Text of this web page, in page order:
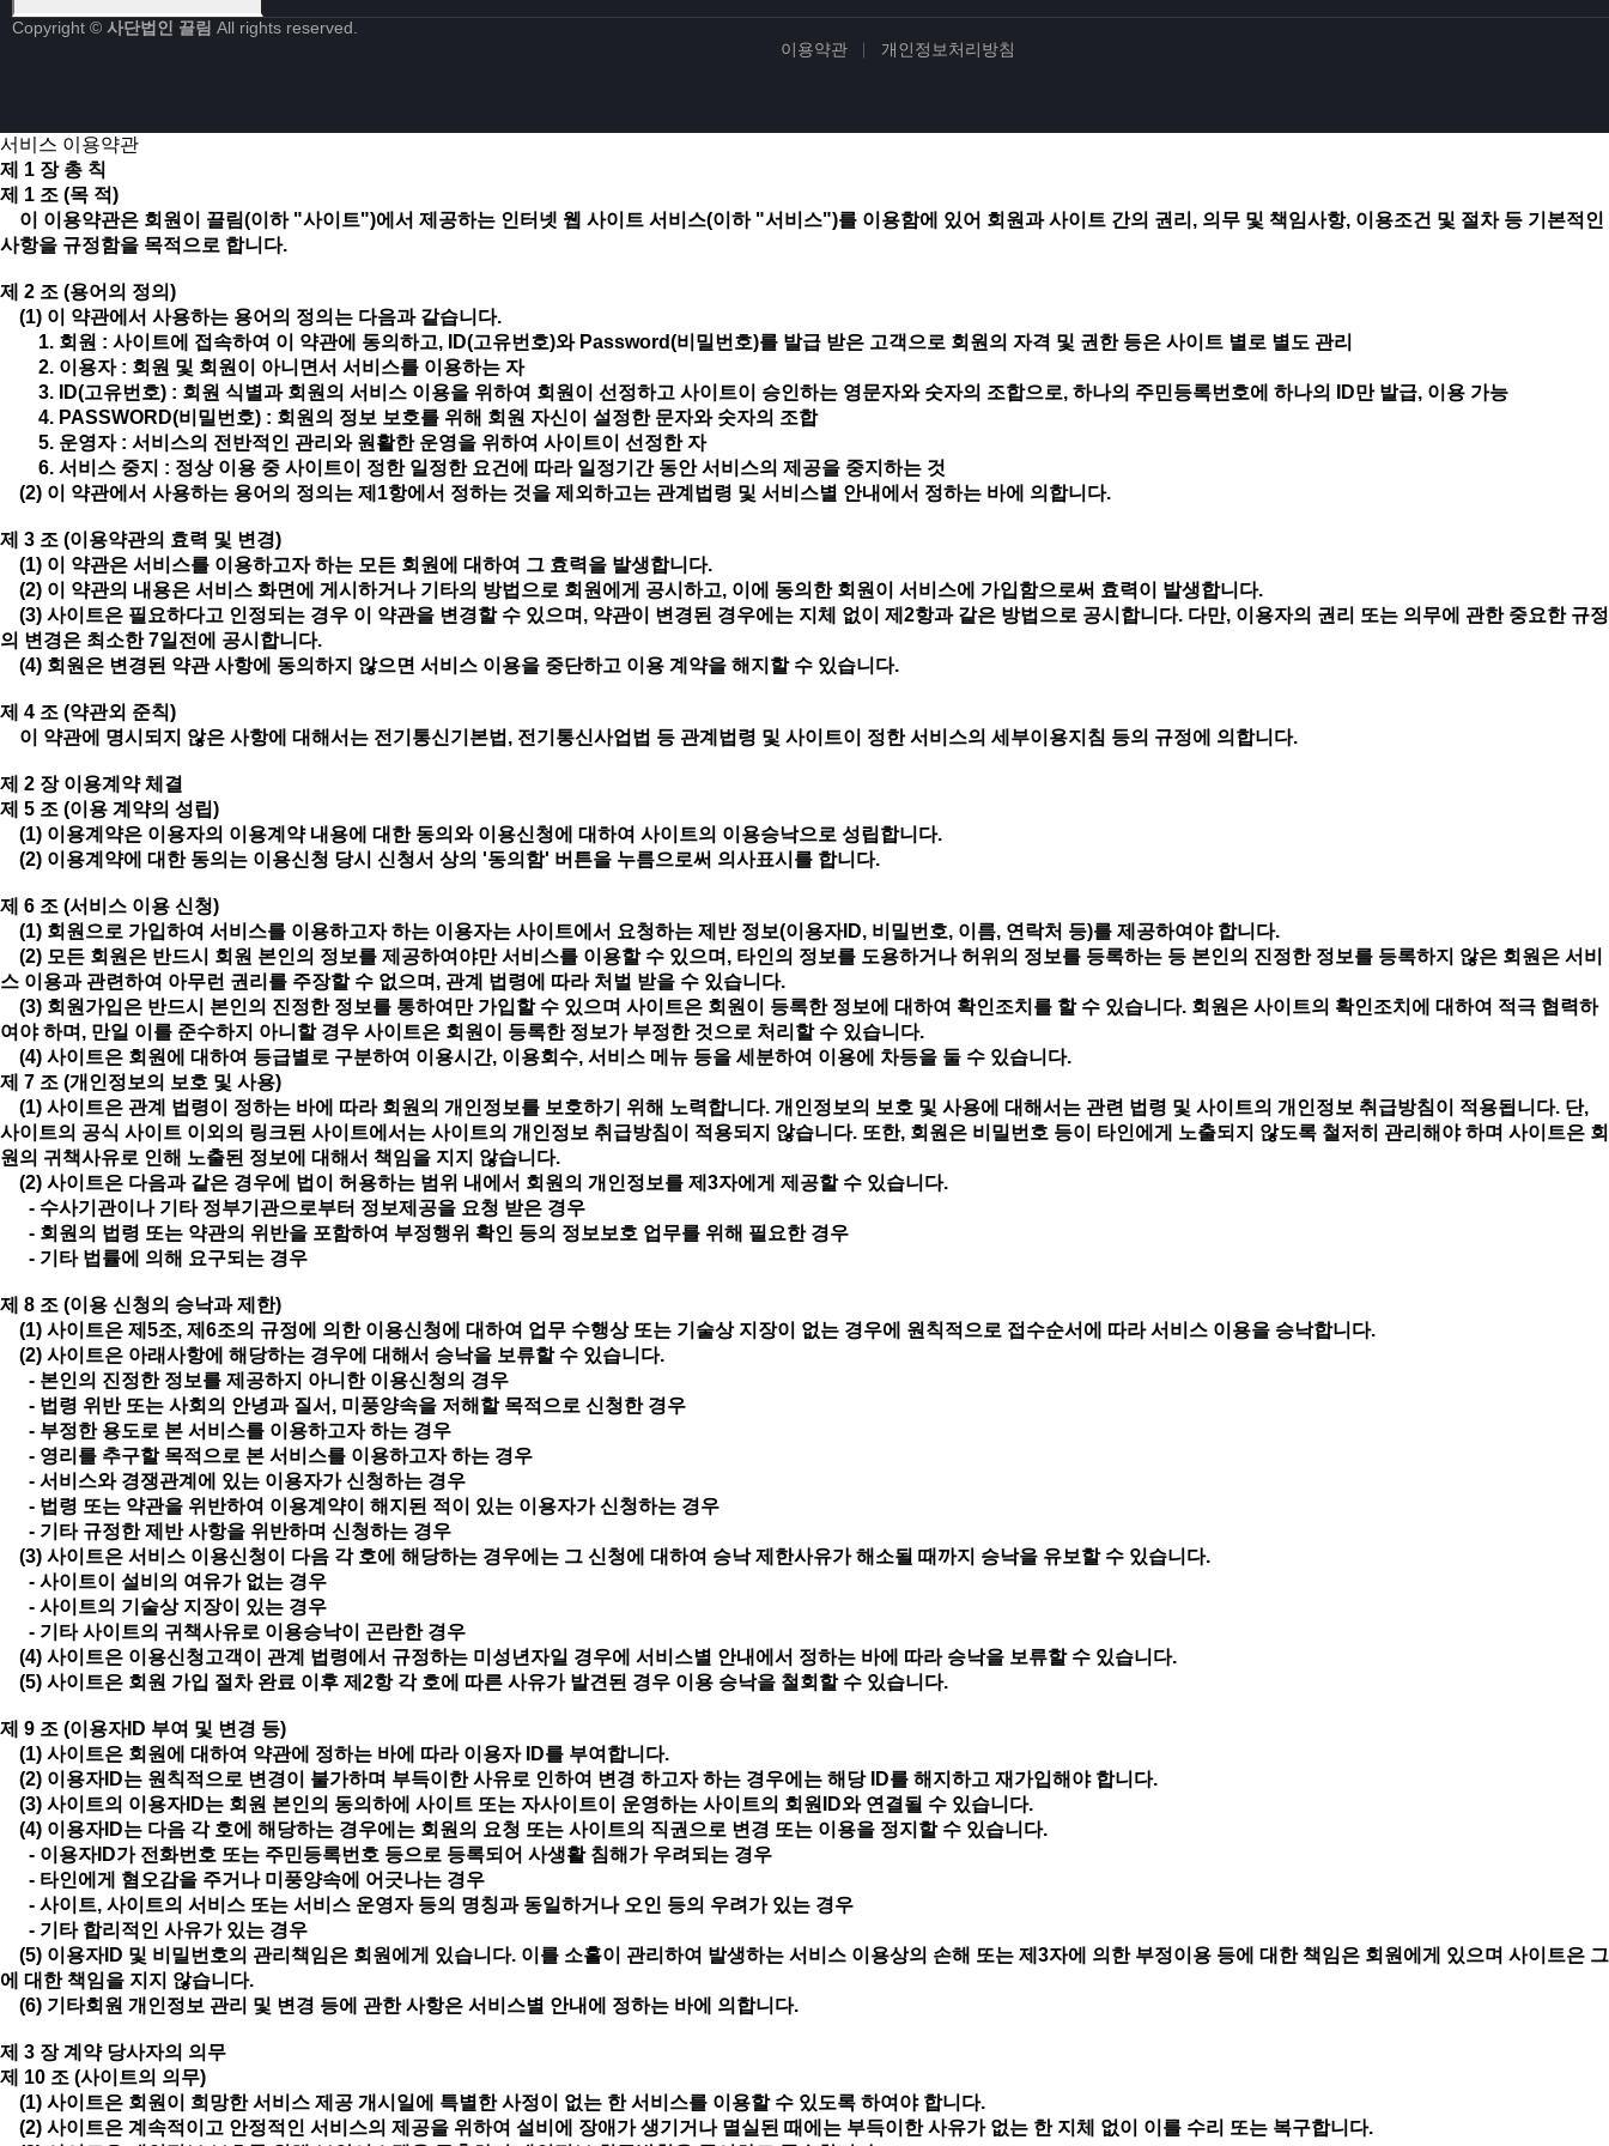
Copyright © 사단법인 끌림 All rights reserved.
이용약관
개인정보처리방침
서비스 이용약관
제 1 장 총 칙
제 1 조 (목 적)
이 이용약관은 회원이 끌림(이하 "사이트")에서 제공하는 인터넷 웹 사이트 서비스(이하 "서비스")를 이용함에 있어 회원과 사이트 간의 권리, 의무 및 책임사항, 이용조건 및 절차 등 기본적인
사항을 규정함을 목적으로 합니다.
제 2 조 (용어의 정의)
(1) 이 약관에서 사용하는 용어의 정의는 다음과 같습니다.
1. 회원 : 사이트에 접속하여 이 약관에 동의하고, ID(고유번호)와 Password(비밀번호)를 발급 받은 고객으로 회원의 자격 및 권한 등은 사이트 별로 별도 관리
2. 이용자 : 회원 및 회원이 아니면서 서비스를 이용하는 자
3. ID(고유번호) : 회원 식별과 회원의 서비스 이용을 위하여 회원이 선정하고 사이트이 승인하는 영문자와 숫자의 조합으로, 하나의 주민등록번호에 하나의 ID만 발급, 이용 가능
4. PASSWORD(비밀번호) : 회원의 정보 보호를 위해 회원 자신이 설정한 문자와 숫자의 조합
5. 운영자 : 서비스의 전반적인 관리와 원활한 운영을 위하여 사이트이 선정한 자
6. 서비스 중지 : 정상 이용 중 사이트이 정한 일정한 요건에 따라 일정기간 동안 서비스의 제공을 중지하는 것
(2) 이 약관에서 사용하는 용어의 정의는 제1항에서 정하는 것을 제외하고는 관계법령 및 서비스별 안내에서 정하는 바에 의합니다.
제 3 조 (이용약관의 효력 및 변경)
(1) 이 약관은 서비스를 이용하고자 하는 모든 회원에 대하여 그 효력을 발생합니다.
(2) 이 약관의 내용은 서비스 화면에 게시하거나 기타의 방법으로 회원에게 공시하고, 이에 동의한 회원이 서비스에 가입함으로써 효력이 발생합니다.
(3) 사이트은 필요하다고 인정되는 경우 이 약관을 변경할 수 있으며, 약관이 변경된 경우에는 지체 없이 제2항과 같은 방법으로 공시합니다. 다만, 이용자의 권리 또는 의무에 관한 중요한 규정
의 변경은 최소한 7일전에 공시합니다.
(4) 회원은 변경된 약관 사항에 동의하지 않으면 서비스 이용을 중단하고 이용 계약을 해지할 수 있습니다.
제 4 조 (약관외 준칙)
이 약관에 명시되지 않은 사항에 대해서는 전기통신기본법, 전기통신사업법 등 관계법령 및 사이트이 정한 서비스의 세부이용지침 등의 규정에 의합니다.
제 2 장 이용계약 체결
제 5 조 (이용 계약의 성립)
(1) 이용계약은 이용자의 이용계약 내용에 대한 동의와 이용신청에 대하여 사이트의 이용승낙으로 성립합니다.
(2) 이용계약에 대한 동의는 이용신청 당시 신청서 상의 '동의함' 버튼을 누름으로써 의사표시를 합니다.
제 6 조 (서비스 이용 신청)
(1) 회원으로 가입하여 서비스를 이용하고자 하는 이용자는 사이트에서 요청하는 제반 정보(이용자ID, 비밀번호, 이름, 연락처 등)를 제공하여야 합니다.
(2) 모든 회원은 반드시 회원 본인의 정보를 제공하여야만 서비스를 이용할 수 있으며, 타인의 정보를 도용하거나 허위의 정보를 등록하는 등 본인의 진정한 정보를 등록하지 않은 회원은 서비
스 이용과 관련하여 아무런 권리를 주장할 수 없으며, 관계 법령에 따라 처벌 받을 수 있습니다.
(3) 회원가입은 반드시 본인의 진정한 정보를 통하여만 가입할 수 있으며 사이트은 회원이 등록한 정보에 대하여 확인조치를 할 수 있습니다. 회원은 사이트의 확인조치에 대하여 적극 협력하
여야 하며, 만일 이를 준수하지 아니할 경우 사이트은 회원이 등록한 정보가 부정한 것으로 처리할 수 있습니다.
(4) 사이트은 회원에 대하여 등급별로 구분하여 이용시간, 이용회수, 서비스 메뉴 등을 세분하여 이용에 차등을 둘 수 있습니다.
제 7 조 (개인정보의 보호 및 사용)
(1) 사이트은 관계 법령이 정하는 바에 따라 회원의 개인정보를 보호하기 위해 노력합니다. 개인정보의 보호 및 사용에 대해서는 관련 법령 및 사이트의 개인정보 취급방침이 적용됩니다. 단,
사이트의 공식 사이트 이외의 링크된 사이트에서는 사이트의 개인정보 취급방침이 적용되지 않습니다. 또한, 회원은 비밀번호 등이 타인에게 노출되지 않도록 철저히 관리해야 하며 사이트은 회
원의 귀책사유로 인해 노출된 정보에 대해서 책임을 지지 않습니다.
(2) 사이트은 다음과 같은 경우에 법이 허용하는 범위 내에서 회원의 개인정보를 제3자에게 제공할 수 있습니다.
- 수사기관이나 기타 정부기관으로부터 정보제공을 요청 받은 경우
- 회원의 법령 또는 약관의 위반을 포함하여 부정행위 확인 등의 정보보호 업무를 위해 필요한 경우
- 기타 법률에 의해 요구되는 경우
제 8 조 (이용 신청의 승낙과 제한)
(1) 사이트은 제5조, 제6조의 규정에 의한 이용신청에 대하여 업무 수행상 또는 기술상 지장이 없는 경우에 원칙적으로 접수순서에 따라 서비스 이용을 승낙합니다.
(2) 사이트은 아래사항에 해당하는 경우에 대해서 승낙을 보류할 수 있습니다.
- 본인의 진정한 정보를 제공하지 아니한 이용신청의 경우
- 법령 위반 또는 사회의 안녕과 질서, 미풍양속을 저해할 목적으로 신청한 경우
- 부정한 용도로 본 서비스를 이용하고자 하는 경우
- 영리를 추구할 목적으로 본 서비스를 이용하고자 하는 경우
- 서비스와 경쟁관계에 있는 이용자가 신청하는 경우
- 법령 또는 약관을 위반하여 이용계약이 해지된 적이 있는 이용자가 신청하는 경우
- 기타 규정한 제반 사항을 위반하며 신청하는 경우
(3) 사이트은 서비스 이용신청이 다음 각 호에 해당하는 경우에는 그 신청에 대하여 승낙 제한사유가 해소될 때까지 승낙을 유보할 수 있습니다.
- 사이트이 설비의 여유가 없는 경우
- 사이트의 기술상 지장이 있는 경우
- 기타 사이트의 귀책사유로 이용승낙이 곤란한 경우
(4) 사이트은 이용신청고객이 관계 법령에서 규정하는 미성년자일 경우에 서비스별 안내에서 정하는 바에 따라 승낙을 보류할 수 있습니다.
(5) 사이트은 회원 가입 절차 완료 이후 제2항 각 호에 따른 사유가 발견된 경우 이용 승낙을 철회할 수 있습니다.
제 9 조 (이용자ID 부여 및 변경 등)
(1) 사이트은 회원에 대하여 약관에 정하는 바에 따라 이용자 ID를 부여합니다.
(2) 이용자ID는 원칙적으로 변경이 불가하며 부득이한 사유로 인하여 변경 하고자 하는 경우에는 해당 ID를 해지하고 재가입해야 합니다.
(3) 사이트의 이용자ID는 회원 본인의 동의하에 사이트 또는 자사이트이 운영하는 사이트의 회원ID와 연결될 수 있습니다.
(4) 이용자ID는 다음 각 호에 해당하는 경우에는 회원의 요청 또는 사이트의 직권으로 변경 또는 이용을 정지할 수 있습니다.
- 이용자ID가 전화번호 또는 주민등록번호 등으로 등록되어 사생활 침해가 우려되는 경우
- 타인에게 혐오감을 주거나 미풍양속에 어긋나는 경우
- 사이트, 사이트의 서비스 또는 서비스 운영자 등의 명칭과 동일하거나 오인 등의 우려가 있는 경우
- 기타 합리적인 사유가 있는 경우
(5) 이용자ID 및 비밀번호의 관리책임은 회원에게 있습니다. 이를 소홀이 관리하여 발생하는 서비스 이용상의 손해 또는 제3자에 의한 부정이용 등에 대한 책임은 회원에게 있으며 사이트은 그
에 대한 책임을 지지 않습니다.
(6) 기타회원 개인정보 관리 및 변경 등에 관한 사항은 서비스별 안내에 정하는 바에 의합니다.
제 3 장 계약 당사자의 의무
제 10 조 (사이트의 의무)
(1) 사이트은 회원이 희망한 서비스 제공 개시일에 특별한 사정이 없는 한 서비스를 이용할 수 있도록 하여야 합니다.
(2) 사이트은 계속적이고 안정적인 서비스의 제공을 위하여 설비에 장애가 생기거나 멸실된 때에는 부득이한 사유가 없는 한 지체 없이 이를 수리 또는 복구합니다.